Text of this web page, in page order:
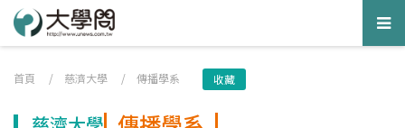
首頁 / 慈濟大學 / 傳播學系 收藏